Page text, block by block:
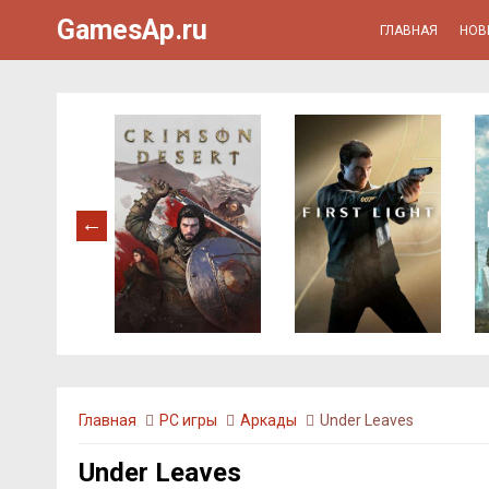
GamesAp.ru ГЛАВНАЯ
Главная PC игры Аркады Under Leaves
Under Leaves